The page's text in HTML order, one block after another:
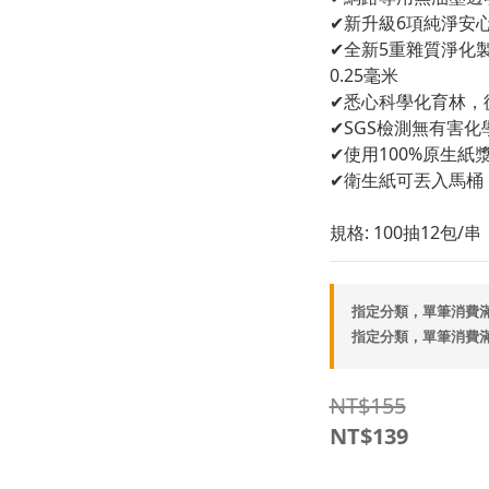
✔新升級6項純淨安
✔全新5重雜質淨化
0.25毫米
✔悉心科學化育林
✔SGS檢測無有害
✔使用100%原生紙
✔衛生紙可丟入馬桶
規格: 100抽12包/串
指定分類，單筆消費
指定分類，單筆消費
NT$155
NT$139